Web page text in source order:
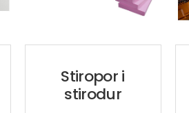
Stiropor i
stirodur